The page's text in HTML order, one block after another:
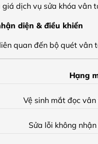
dịch vụ sửa khóa vân
diện & điều khiển
quan đến bộ quét
Hạng
Vệ sinh mắt đọc
Sửa lỗi không